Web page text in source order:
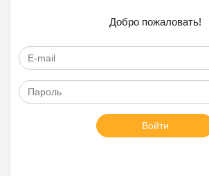
Добро пожаловать!
Войти